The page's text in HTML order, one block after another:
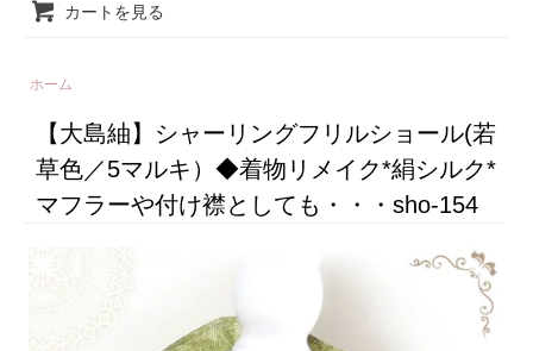
カートを見る
ホーム
【大島紬】シャーリングフリルショール(若
草色／5マルキ）◆着物リメイク*絹シルク*
マフラーや付け襟としても・・・sho-154